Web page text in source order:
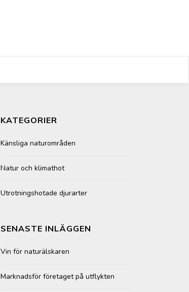
KATEGORIER
Känsliga naturområden
Natur och klimathot
Utrotningshotade djurarter
SENASTE INLÄGGEN
Vin för naturälskaren
Marknadsför företaget på utflykten